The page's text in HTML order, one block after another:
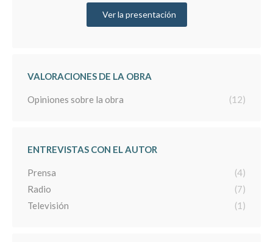
Ver la presentación
VALORACIONES DE LA OBRA
Opiniones sobre la obra (12)
ENTREVISTAS CON EL AUTOR
Prensa
(4)
Radio
(7)
Televisión
(1)